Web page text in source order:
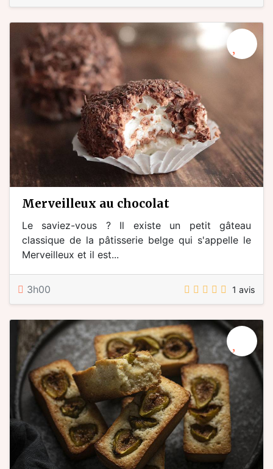
merveilleux au chocolat
Le saviez-vous ? Il existe un petit gâteau
classique de la pâtisserie belge qui s'appelle le
Merveilleux et il est...
3h00 1 avis